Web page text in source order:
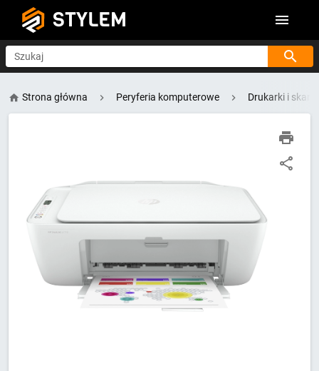
STYLEM
Szukaj
Strona główna Peryferia komputerowe Drukarki i